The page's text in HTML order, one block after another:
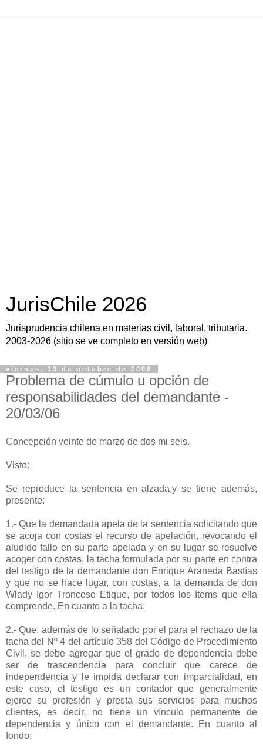
JurisChile 2026
Jurisprudencia chilena en materias civil, laboral, tributaria.
2003-2026 (sitio se ve completo en versión web)
viernes, 13 de octubre de 2006
Problema de cúmulo u opción de
responsabilidades del demandante -
20/03/06
Concepción veinte de marzo de dos mi seis.
Visto:
Se reproduce la sentencia en alzada,y se tiene además,
presente:
1.- Que la demandada apela de la sentencia solicitando que
se acoja con costas el recurso de apelación, revocando el
aludido fallo en su parte apelada y en su lugar se resuelve
acoger con costas, la tacha formulada por su parte en contra
del testigo de la demandante don Enrique Araneda Bastías
y que no se hace lugar, con costas, a la demanda de don
Wlady Igor Troncoso Etique, por todos los ítems que ella
comprende. En cuanto a la tacha:
2.- Que, además de lo señalado por el para el rechazo de la
tacha del Nº 4 del artículo 358 del Código de Procedimiento
Civil, se debe agregar que el grado de dependencia debe
ser de trascendencia para concluir que carece de
independencia y le impida declarar con imparcialidad, en
este caso, el testigo es un contador que generalmente
ejerce su profesión y presta sus servicios para muchos
clientes, es decir, no tiene un vínculo permanente de
dependencia y único con el demandante. En cuanto al
fondo: